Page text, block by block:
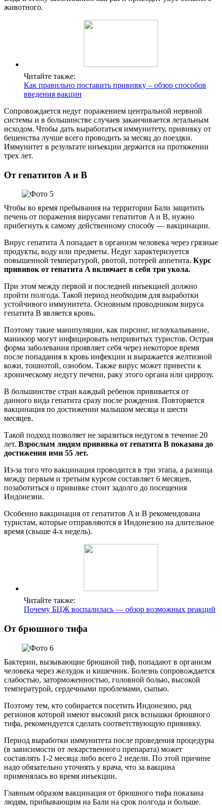
животного.
Читайте также:
Как правильно поставить прививку – обзор способов
введения вакцин
Сопровождается недуг поражением центральной нервной
системы и в большинстве случаев заканчивается летальным
исходом. Чтобы дать выработаться иммунитету, прививку от
бешенства лучше всего проводить за месяц до поездки.
Иммунитет в результате инъекции держится на протяжении
трех лет.
От гепатитов A и B
Чтобы во время пребывания на территории Бали защитить
печень от поражения вирусами гепатитов A и B, нужно
прибегнуть к самому действенному способу — вакцинации.
Вирус гепатита A попадает в организм человека через грязные
продукты, воду или предметы. Недуг характеризуется
повышенной температурой, рвотой, потерей аппетита. Курс
прививок от гепатита A включает в себя три укола.
При этом между первой и последней инъекцией должно
пройти полгода. Такой период необходим для выработки
устойчивого иммунитета. Основным проводником вируса
гепатита B является кровь.
Поэтому такие манипуляции, как пирсинг, иглоукалывание,
маникюр могут инфицировать непривитых туристов. Острая
форма заболевания проявляет себя через некоторое время
после попадания в кровь инфекции и выражается желтизной
кожи, тошнотой, ознобом. Также вирус может привести к
хроническому недугу печени, раку этого органа или циррозу.
В большинстве стран каждый ребенок прививается от
данного вида гепатита сразу после рождения. Повторяется
вакцинация по достижении малышом месяца и шести
месяцев.
Такой подход позволяет не заразиться недугом в течение 20
лет. Взрослым людям прививка от гепатита B показана до
достижения ими 55 лет.
Из-за того что вакцинация проводится в три этапа, а разница
между первым и третьим курсом составляет 6 месяцев,
позаботиться о прививке стоит задолго до посещения
Индонезии.
Особенно вакцинация от гепатитов A и B рекомендована
туристам, которые отправляются в Индонезию на длительное
время (свыше 4-х недель).
Читайте также:
Почему БЦЖ воспалилась — обзор возможных реакций
От брюшного тифа
Бактерии, вызывающие брюшной тиф, попадают в организм
человека через желудок и кишечник. Болезнь сопровождается
слабостью, заторможенностью, головной болью, высокой
температурой, сердечными проблемами, сыпью.
Поэтому тем, кто собирается посетить Индонезию, ряд
регионов которой имеют высокий риск вспышки брюшного
тифа, рекомендуется сделать соответствующую прививку.
Период выработки иммунитета после проведения процедуры
(в зависимости от лекарственного препарата) может
составлять 1-2 месяца либо всего 2 недели. По этой причине
надо обязательно уточнять у врача, что за вакцина
применялась во время инъекции.
Главным образом вакцинация от брюшного тифа показана
людям, прибывающим на Бали на срок полгода и больше.